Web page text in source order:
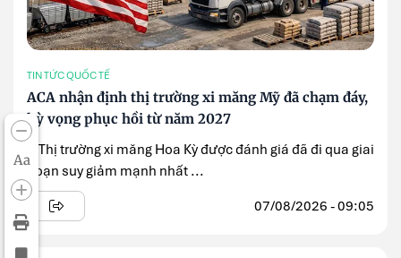
Aa
TIN TỨC QUỐC TẾ
ACA nhận định thị trường xi măng Mỹ đã chạm đáy,
kỳ vọng phục hồi từ năm 2027
» Thị trường xi măng Hoa Kỳ được đánh giá đã đi qua giai
đoạn suy giảm mạnh nhất ...
07/08/2026 - 09:05